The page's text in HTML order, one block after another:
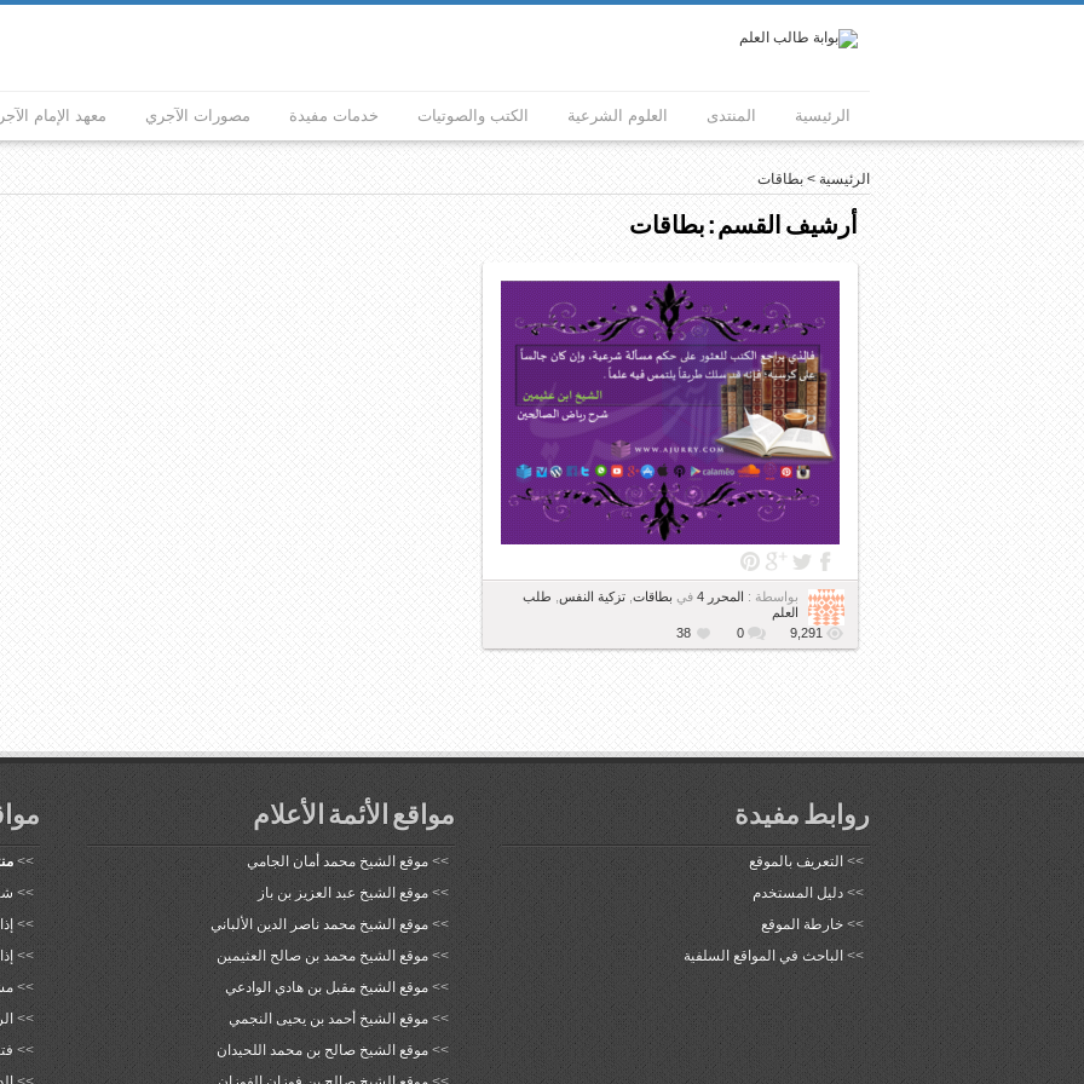
الرئيسية المنتدى العلوم الشرعية الكتب والصوتيات خدمات مفيدة مصورات الآجري معهد الإمام
الرئيسية > بطاقات
أرشيف القسم :بطاقات
بواسطة : المحرر 4 في بطاقات تزكية النفس
طلب
العلم
9,291
0
38
روابط مفيدة
>> التعريف بالموقع
>> دليل المستخدم
>> خارطة الموقع
>> الباحث في المواقع السلفية
مواقع الأئمة الأعلام
>>موقع الشيخ محمد أمان الجامي
>>موقع الشيخ عبد العزيز بن باز
>>موقع الشيخ محمد ناصر الدين الألباني
>>موقع الشيخ محمد بن صالح العثيمين
>>موقع الشيخ مقبل بن هادي الوادعي
>>موقع الشيخ أحمد بن يحيى النجمي
>>موقع الشيخ صالح بن محمد اللحيدان
>>
>>
>>
>>
>>
>>
>>